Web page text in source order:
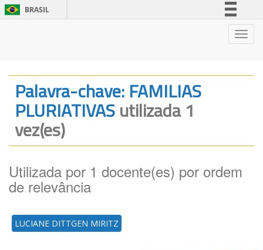
BRASIL
Legislação
Canais
Palavra-chave: FAMILIAS
PLURIATIVASutilizada 1
vez(es)
Utilizada por 1 docente(es) por ordem
de relevância
LUCIANE DITTGEN MIRITZ